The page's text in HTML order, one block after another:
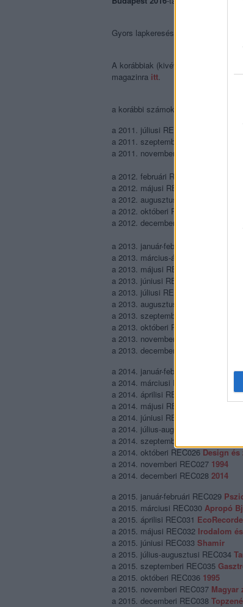
Gyors lapkeresést, jó olvasást!
A korábbiak (kivéve az elsőt, ami
magazinra itt.
a korábbi számok fókusztémái:
a 2011. júliusi REC001
Popzene és
a 2011. szeptemberi REC002
a 2011. novemberi REC003
a 2012. februári REC004
a 2012. májusi REC005
Vidék vs
a 2012. augusztusi REC006
a 2012. októberi REC007
Popzene
a 2012. decemberi REC008
a 2013. január-februári REC009
a 2013. március-áprilisi REC010
a 2013. májusi REC011
a 2013. júniusi REC012 a
a 2013. júliusi REC013
a 2013. augusztusi REC014
a 2013. szeptemberi REC015
a 2013. októberi REC016
a 2013. novemberi REC017
Art és
a 2013. decemberi REC018
a 2014. január-februári REC019
a 2014. márciusi REC020
a 2014. áprilisi REC021
Politika és
a 2014. májusi REC022
Könyv és
a 2014. júniusi REC023
a 2014. július-augusztusi REC024
a 2014. szeptemberi REC025
a 2014. októberi REC026Design és
a 2014. novemberi REC027 1994
a 2014. decemberi REC028 2014
a 2015. január-februári REC029
a 2015. márciusi REC030 Apropó
a 2015. áprilisi REC031
a 2015. májusi REC032 Irodalom
a 2015. júniusi REC033 Shamir
a 2015. július-augusztusi REC034
a 2015. szeptemberi REC035
a 2015. októberi REC036 1995
a 2015. novemberi REC037 Magyar
a 2015. decemberi REC038